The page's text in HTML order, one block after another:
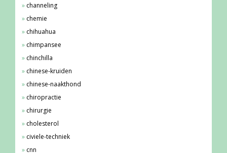
channeling
chemie
chihuahua
chimpansee
chinchilla
chinese-kruiden
chinese-naakthond
chiropractie
chirurgie
cholesterol
civiele-techniek
cnn